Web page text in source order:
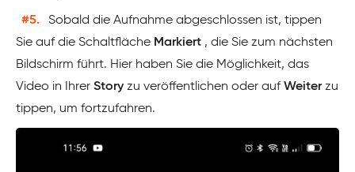
#5.
Sobald die Aufnahme abgeschlossen ist, tippen
Sie auf die Schaltfläche Markiert , die Sie zum nächsten
Bildschirm führt. Hier haben Sie die Möglichkeit, das
Video in Ihrer Story zu veröffentlichen oder aufWeiterzu
tippen, um fortzufahren.